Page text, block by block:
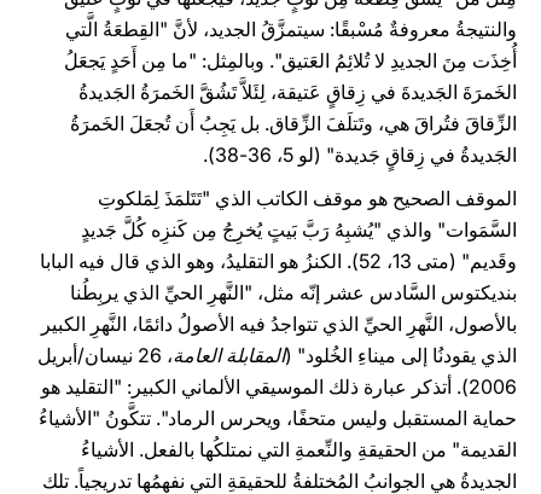
والنتيجةُ معروفةٌ مُسْبقًا: سيتمزَّقُ الجديد، لأنَّ "القِطعَةُ الَّتي
أُخِذَت مِنَ الجديدِ لا تُلائِمُ العَتيق". وبالمِثل: "ما مِن أَحَدٍ يَجعَلُ
الخَمرَةَ الجَديدةَ في زِقاقٍ عَتيقة، لِئَلاَّ تَشُقَّ الخَمرَةُ الجَديدةُ
الزِّقاقَ فتُراقَ هي، وتَتلَفَ الزِّقاق. بل يَجِبُ أَن تُجعَلَ الخَمرَةُ
الجَديدةُ في زِقاقٍ جَديدة" (لو 5، 36-38).
الموقف الصحيح هو موقف الكاتب الذي "تَتَلمَذَ لِمَلكوتِ
السَّمَوات" والذي "يُشبِهُ رَبَّ بَيتٍ يُخرِجُ مِن كَنزِه كُلَّ جَديدٍ
وقَديم" (متى 13، 52). الكنزُ هو التقليدُ، وهو الذي قال فيه البابا
بنديكتوس السَّادس عشر إنّه مثل، "النَّهرِ الحيِّ الذي يربِطُنا
بالأصول، النَّهرِ الحيِّ الذي تتواجدُ فيه الأصولُ دائمًا، النَّهرِ الكبير
الذي يقودنُا إلى ميناءِ الخُلود" (المقابلة العامة
، 26 نيسان/أبريل
2006). أتذكر عبارة ذلك الموسيقي الألماني الكبير: "التقليد هو
حماية المستقبل وليس متحفًا، ويحرس الرماد". تتكَّونُ "الأشياءُ
القديمة" من الحقيقةِ والنِّعمةِ التي نمتلكُها بالفعل. الأشياءُ
الجديدةُ هي الجوانبُ المُختلفةُ للحقيقةِ التي نفهمُها تدريجياً. تلك